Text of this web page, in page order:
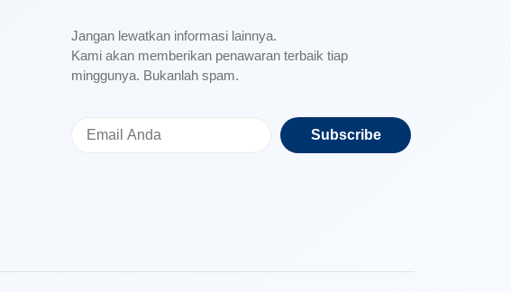
Jangan lewatkan informasi lainnya.
Kami akan memberikan penawaran terbaik tiap
minggunya. Bukanlah spam.
Subscribe